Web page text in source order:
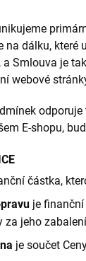
na dálku,
Smlouva je
webové
E-shopu,
částka,
je
za jeho
je součet